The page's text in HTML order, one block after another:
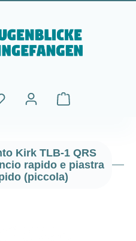
Il carrello
Kirk TLB-1 QRS
rapido e piastra
(piccola)